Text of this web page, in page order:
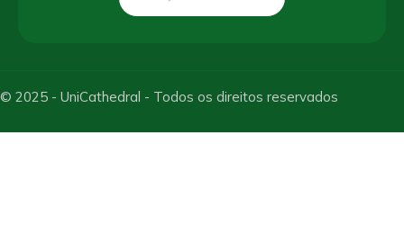
© 2025 - UniCathedral - Todos os direitos reservados